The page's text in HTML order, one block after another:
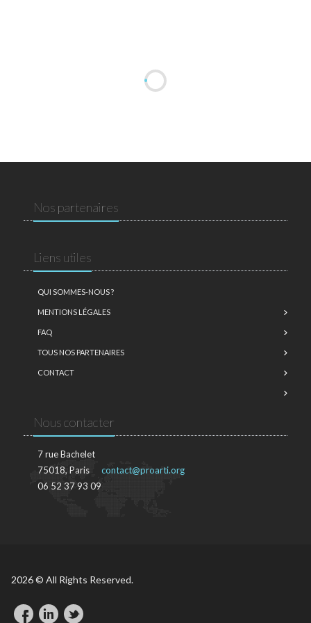
Nos partenaires
Liens utiles
QUI SOMMES-NOUS ?
MENTIONS LÉGALES
FAQ
TOUS NOS PARTENAIRES
CONTACT
Nous contacter
7 rue Bachelet
75018, Paris
06 52 37 93 09
contact@proarti.org
2026 © All Rights Reserved.